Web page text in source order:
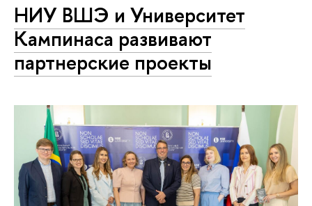
НИУ ВШЭ и Университет
Кампинаса развивают
партнерские проекты